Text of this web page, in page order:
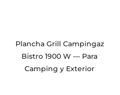
Plancha Grill Campingaz
Bistro 1900 W — Para
Camping y Exterior